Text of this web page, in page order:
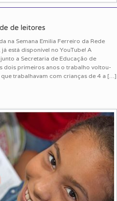
de leitores
na Semana Emilia Ferreiro da Rede
está disponível no YouTube! A
a Secretaria de Educação de
dois primeiros anos o trabalho voltou-
trabalhavam com crianças de 4 a […]